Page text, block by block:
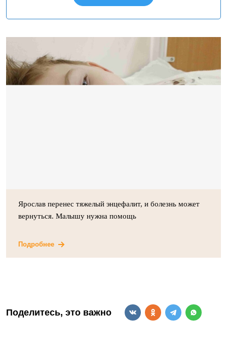
Ярослав перенес тяжелый энцефалит, и болезнь может
вернуться. Малышу нужна помощь
Подробнее
Поделитесь, это важно